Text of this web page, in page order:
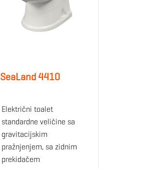
SeaLand 4410
Električni toalet
standardne veličine sa
gravitacijskim
pražnjenjem, sa zidnim
prekidačem